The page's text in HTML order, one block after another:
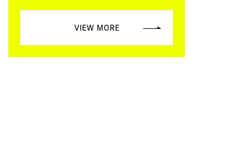
VIEW MORE